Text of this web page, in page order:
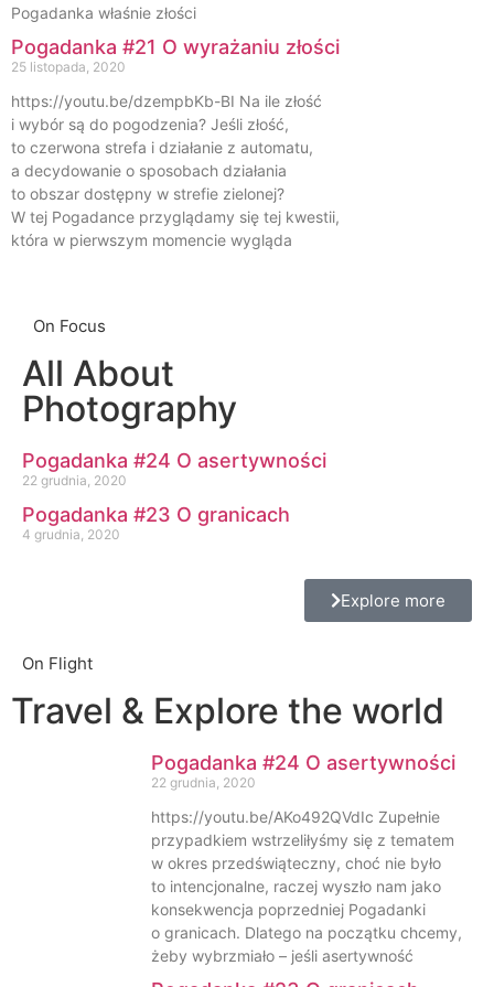
Pogadanka właśnie złości
Pogadanka #21 O wyrażaniu złości
25 listopada, 2020
https://youtu.be/dzempbKb-BI Na ile złość
i wybór są do pogodzenia? Jeśli złość,
to czerwona strefa i działanie z automatu,
a decydowanie o sposobach działania
to obszar dostępny w strefie zielonej?
W tej Pogadance przyglądamy się tej kwestii,
która w pierwszym momencie wygląda
On Focus
All About
Photography
Pogadanka #24 O asertywności
22 grudnia, 2020
Pogadanka #23 O granicach
4 grudnia, 2020
Explore more
On Flight
Travel & Explore the world
Pogadanka #24 O asertywności
22 grudnia, 2020
https://youtu.be/AKo492QVdIc Zupełnie
przypadkiem wstrzeliłyśmy się z tematem
w okres przedświąteczny, choć nie było
to intencjonalne, raczej wyszło nam jako
konsekwencja poprzedniej Pogadanki
o granicach. Dlatego na początku chcemy,
żeby wybrzmiało – jeśli asertywność